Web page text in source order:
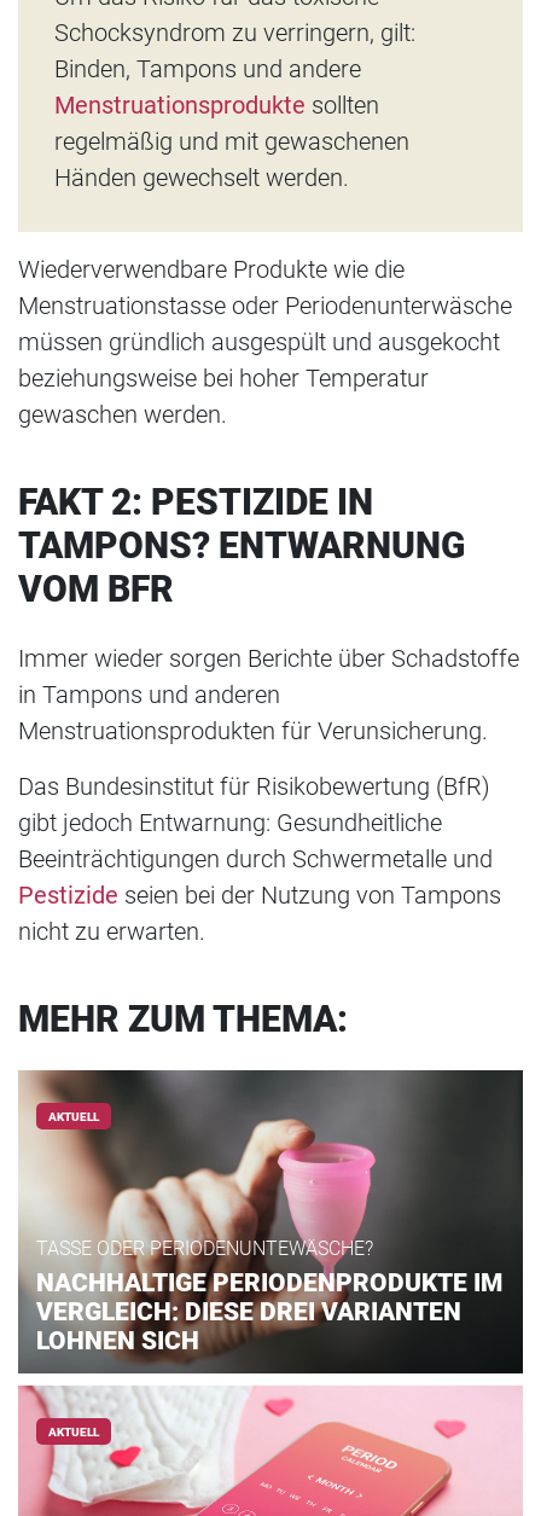
Schocksyndrom zu verringern, gilt:
Binden, Tampons und andere
Menstruationsprodukte sollten
regelmäßig und mit gewaschenen
Händen gewechselt werden.
Wiederverwendbare Produkte wie die
Menstruationstasse oder Periodenunterwäsche
müssen gründlich ausgespült und ausgekocht
beziehungsweise bei hoher Temperatur
gewaschen werden.
FAKT 2: PESTIZIDE IN
TAMPONS? ENTWARNUNG
VOM BFR
Immer wieder sorgen Berichte über Schadstoffe
in Tampons und anderen
Menstruationsprodukten für Verunsicherung.
Das Bundesinstitut für Risikobewertung (BfR)
gibt jedoch Entwarnung: Gesundheitliche
Beeinträchtigungen durch Schwermetalle und
Pestizide seien bei der Nutzung von Tampons
nicht zu erwarten.
MEHR ZUM THEMA:
AKTUELL
TASSE ODER PERIODENUNTEWÄSCHE?
NACHHALTIGE PERIODENPRODUKTE IM
VERGLEICH: DIESE DREI VARIANTEN
LOHNEN SICH
AKTUELL